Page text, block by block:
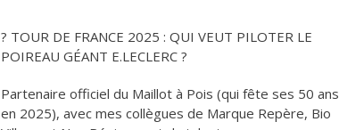
? TOUR DE FRANCE 2025 : QUI VEUT PILOTER LE
POIREAU GÉANT E.LECLERC ?
Partenaire officiel du Maillot à Pois (qui fête ses 50 ans
en 2025), avec mes collègues de Marque Repère, Bio